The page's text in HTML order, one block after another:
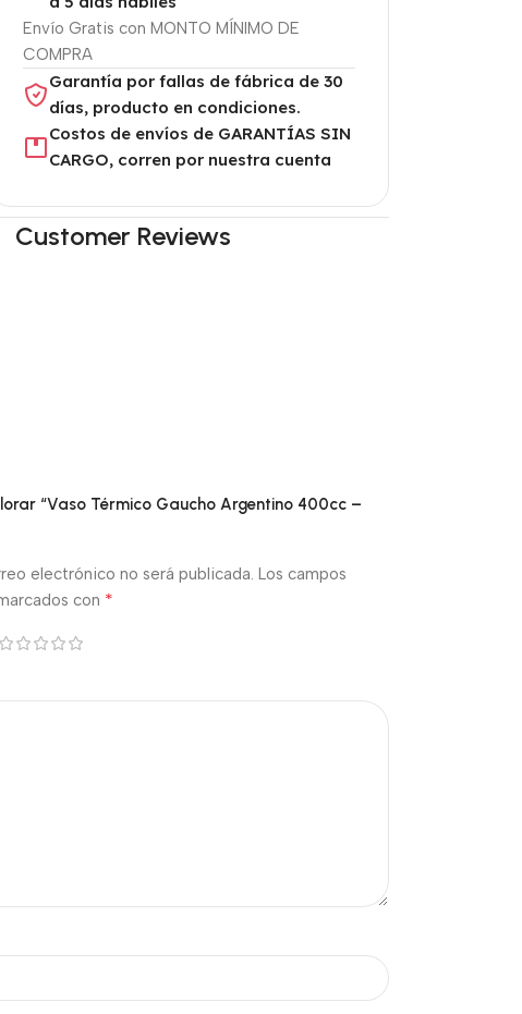
Envío Gratis con MONTO MÍNIMO DE
COMPRA
Garantía por fallas de fábrica de 30
días, producto en condiciones.
Costos de envíos de GARANTÍAS SIN
CARGO, corren por nuestra cuenta
Customer Reviews
“Vaso Térmico Gaucho Argentino 400cc –
electrónico no será publicada. Los campos
con *